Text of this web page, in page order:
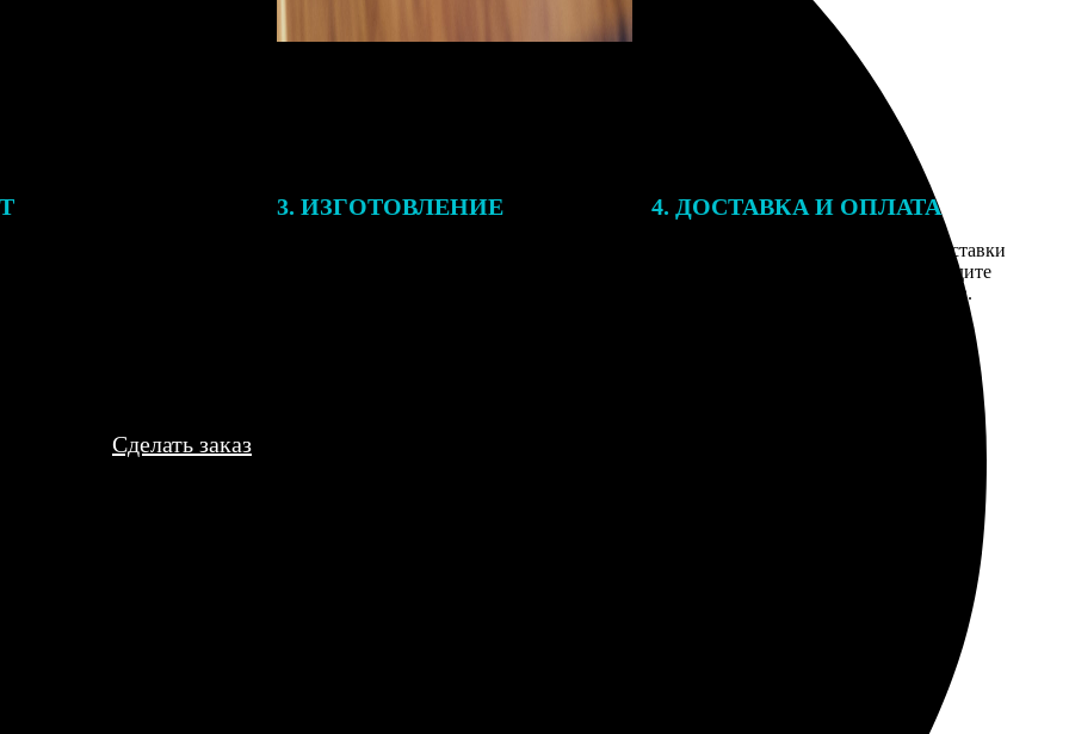
3. ИЗГОТОВЛЕНИЕ 4. ДОСТАВКА И ОПЛАТА
Введите адрес и выберите способ доставки
заказа. Если у вас есть промокод, введите
его в специальное поле для промокода.
Сделать заказ
Написала в поддержку, без лишних вопросов отправили новый. Этот тоже оставили, маленький дефект